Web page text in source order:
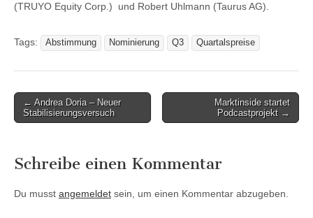
(TRUYO Equity Corp.) und Robert Uhlmann (Taurus AG).
Tags: Abstimmung Nominierung Q3 Quartalspreise
Post
navigation
← Andrea Doria – Neuer
Stabilisierungsversuch
Marktinside startet
Podcastprojekt →
Schreibe einen Kommentar
Du musst angemeldet sein, um einen Kommentar abzugeben.